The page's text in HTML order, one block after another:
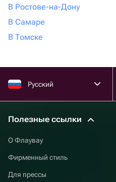
В Ростове-на-Дону
В Самаре
В Томске
Русский
Полезные ссылки
О Флаувау
Фирменный стиль
Для прессы